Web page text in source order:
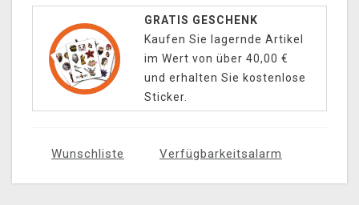
GRATIS GESCHENK
Kaufen Sie lagernde Artikel
im Wert von über 40,00 €
und erhalten Sie kostenlose
Sticker.
Wunschliste Verfügbarkeitsalarm